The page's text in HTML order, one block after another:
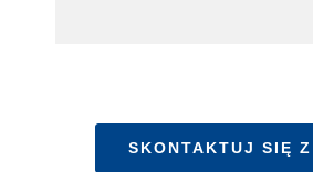
SKONTAKTUJ SIĘ